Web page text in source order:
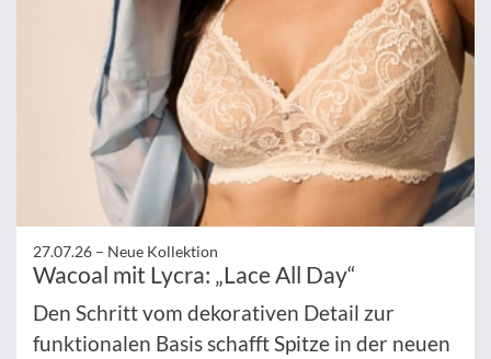
27.07.26 – Neue Kollektion
Wacoal mit Lycra: „Lace All Day“
Den Schritt vom dekorativen Detail zur
funktionalen Basis schafft Spitze in der neuen